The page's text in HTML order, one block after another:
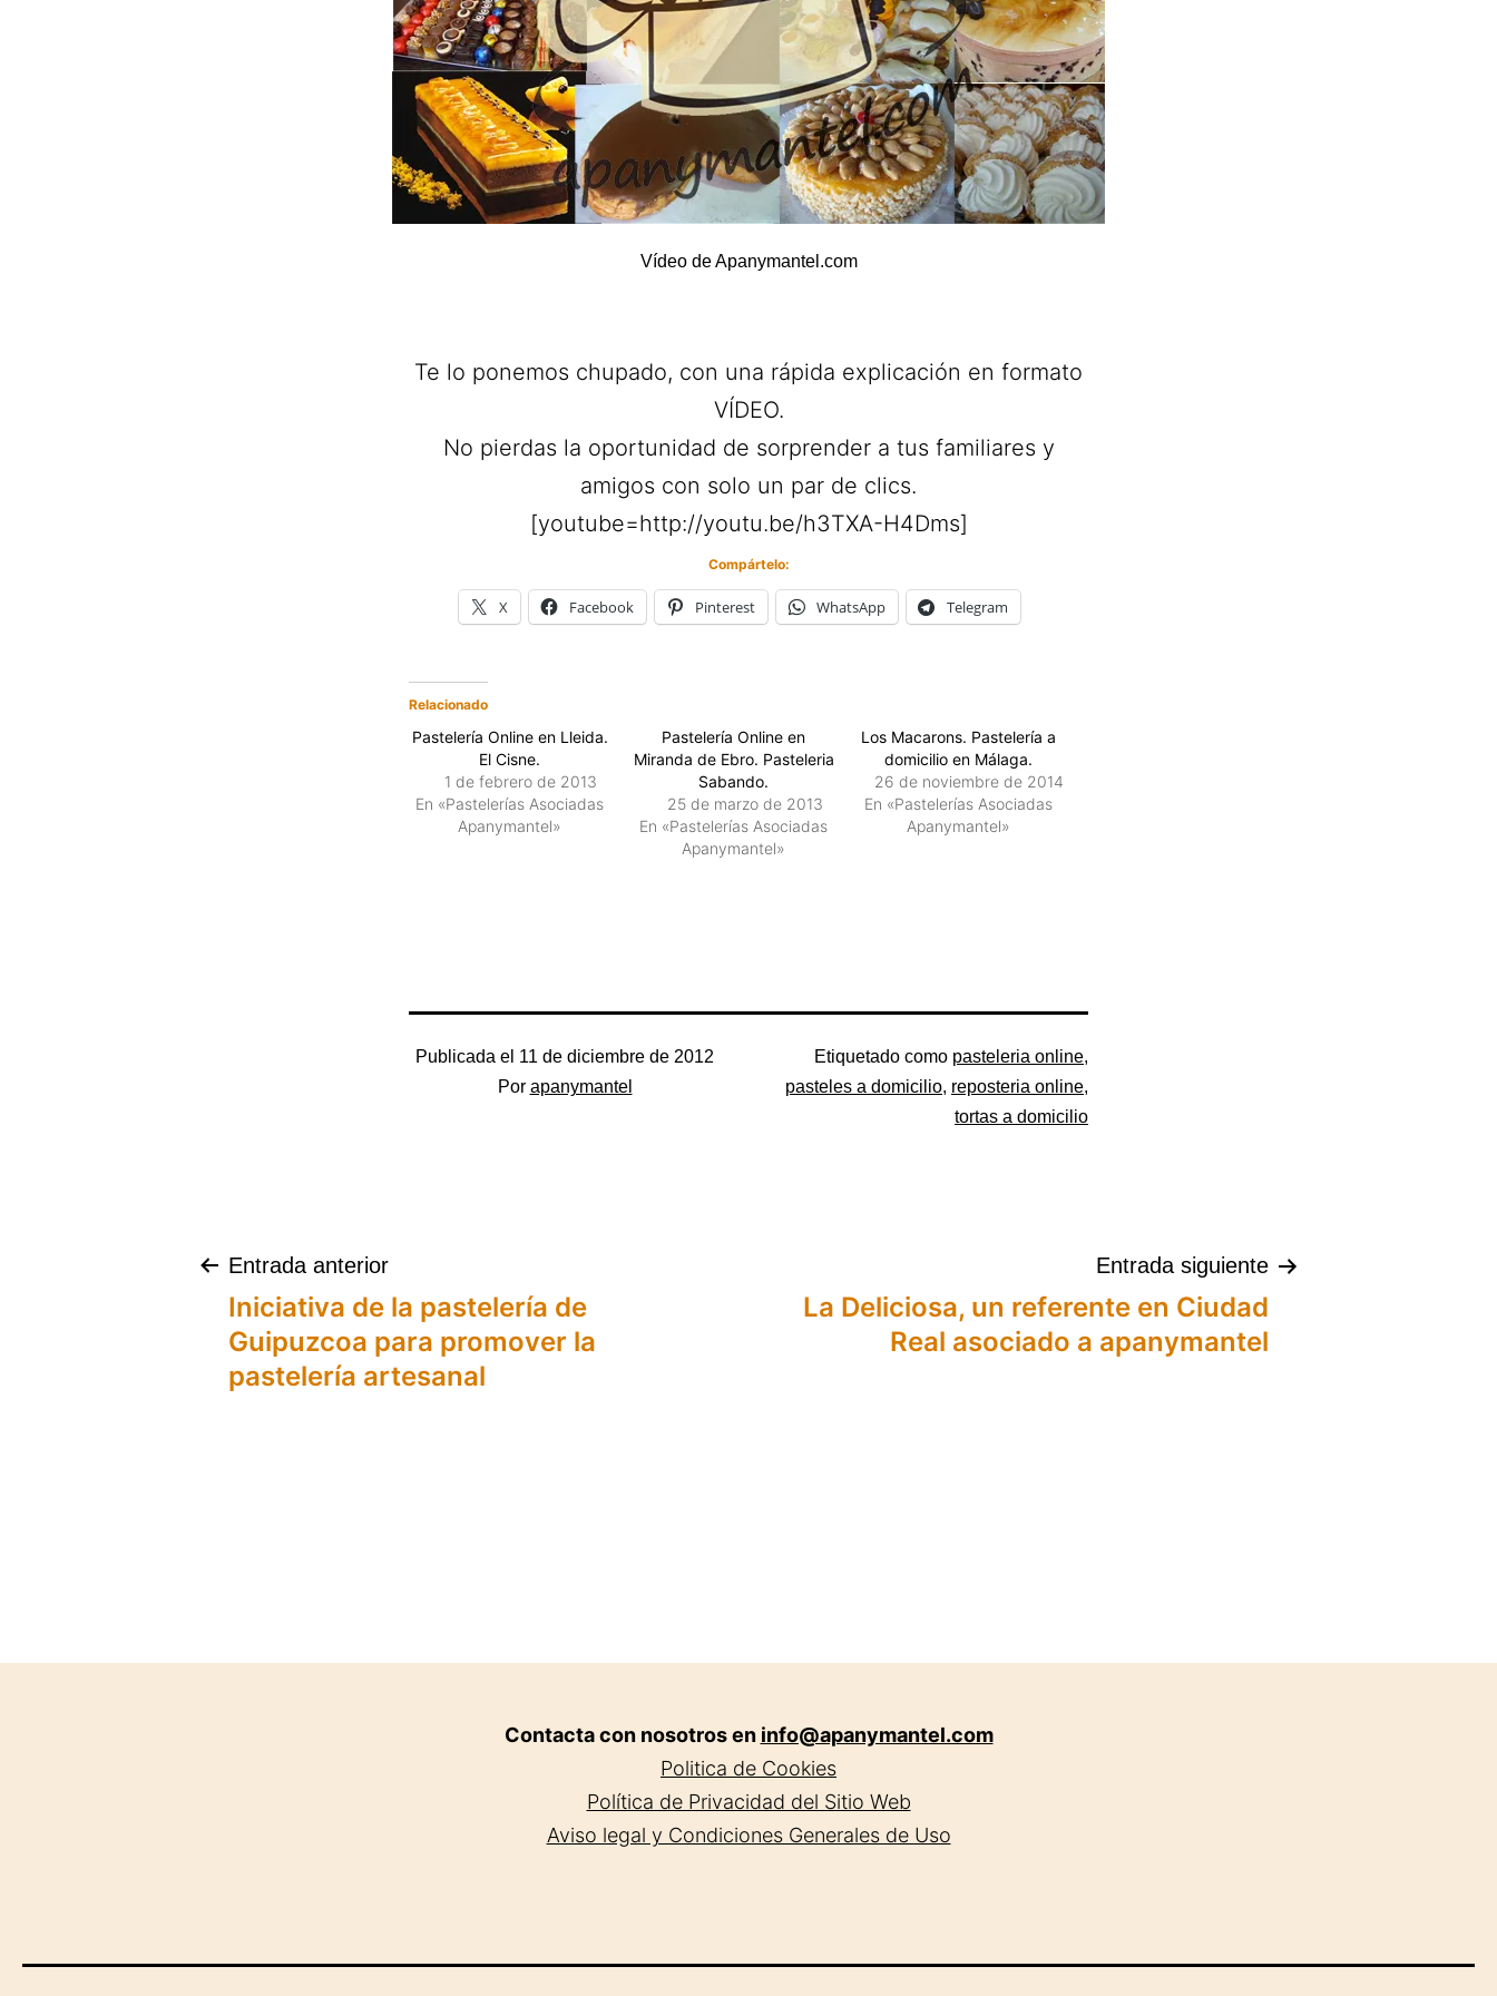
Vídeo de Apanymantel.com
Te lo ponemos chupado, con una rápida explicación en formato
VÍDEO.
No pierdas la oportunidad de sorprender a tus familiares y
amigos con solo un par de clics.
[youtube=http://youtu.be/h3TXA-H4Dms]
Compártelo:
X Facebook Pinterest WhatsApp Telegram
Relacionado
Pastelería Online en Lleida.
El Cisne.
1 de febrero de 2013
En «Pastelerías Asociadas
Apanymantel»
Pastelería Online en
Miranda de Ebro. Pasteleria
Sabando.
25 de marzo de 2013
En «Pastelerías Asociadas
Apanymantel»
Los Macarons. Pastelería a
domicilio en Málaga.
26 de noviembre de 2014
En «Pastelerías Asociadas
Apanymantel»
Publicada el 11 de diciembre de 2012
Por apanymantel
Categorizado
como
Etiquetado como pasteleria online,
pasteles a domicilio, reposteria online,
tortas a domicilio
Navegación
de
Entrada anterior
Iniciativa de la pastelería de
Guipuzcoa para promover la
pastelería artesanal
Entrada siguiente
La Deliciosa, un referente en Ciudad
Real asociado a apanymantel
Contacta con nosotros en info@apanymantel.com
Politica de Cookies
Política de Privacidad del Sitio Web
Aviso legal y Condiciones Generales de Uso